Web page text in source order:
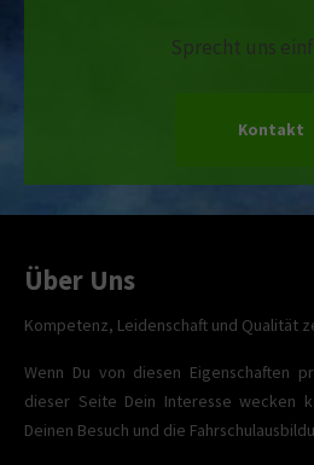
Sprecht uns
Kontakt
Über Uns
Kompetenz, Leidenschaft und Qualität
Wenn Du von diesen Eigenschaften
dieser Seite Dein Interesse wecken
Deinen Besuch und die